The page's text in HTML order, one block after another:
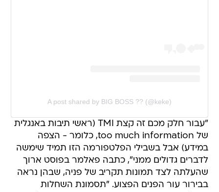
A post shared by BIG BOSS ?? (@keke)
"עבור חלק מכם זה קצת TMI (ראשי תיבות באנגלית
של too much information, כלומר - הצפה
במידע) אבל בשבילי הפלטפורמה הזו תמיד שימשה
לדברים גדולים ממני", כתבה פאלמר בפוסט ארוך
שהעלתה לצד תמונות תקריב של פניה, שבהן נראה
בבירור עור הפנים הפצוע. "תסמונת השחלות